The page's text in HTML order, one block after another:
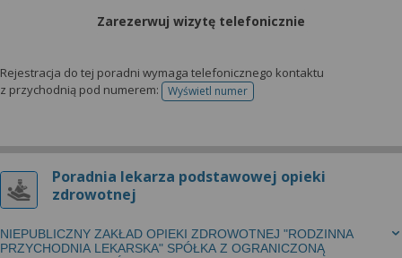
Zarezerwuj wizytę telefonicznie
Rejestracja do tej poradni wymaga telefonicznego kontaktu
z przychodnią pod numerem:
Wyświetl numertelefonu do rejestracji
Poradnia lekarza podstawowej opieki
zdrowotnej
NIEPUBLICZNY ZAKŁAD OPIEKI ZDROWOTNEJ "RODZINNA
PRZYCHODNIA LEKARSKA" SPÓŁKA Z OGRANICZONĄ